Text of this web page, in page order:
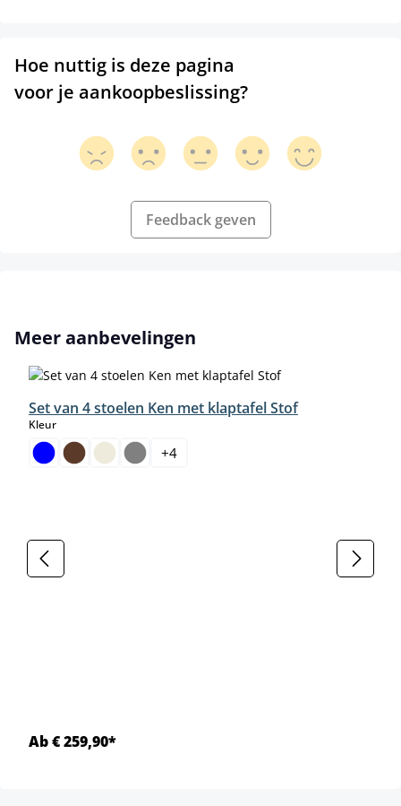
Hoe nuttig is deze pagina
voor je aankoopbeslissing?
Feedback geven
Productgalerij overslaan
Meer aanbevelingen
Set van 4 stoelen Ken met klaptafel Stof
Kleurselect
+4
Ab € 259,90*